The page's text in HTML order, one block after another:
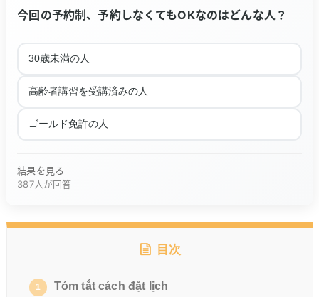
今回の予約制、予約しなくてもOKなのはどんな人？
30歳未満の人
高齢者講習を受講済みの人
ゴールド免許の人
結果を見る
387人が回答
目次
1 Tóm tắt cách đặt lịch